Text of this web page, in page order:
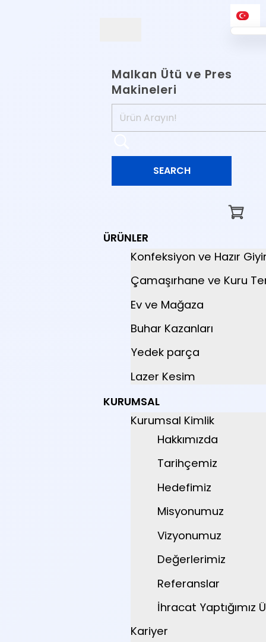
Malkan Ütü ve Pres
Makineleri
ÜRÜNLER
Konfeksiyon ve Hazır
Çamaşırhane ve Kuru
Ev ve Mağaza
Buhar Kazanları
Yedek parça
Lazer Kesim
KURUMSAL
Kurumsal Kimlik
Hakkımızda
Tarihçemiz
Hedefimiz
Misyonumuz
Vizyonumuz
Değerlerimiz
Referanslar
İhracat Yaptığımız
Kariyer